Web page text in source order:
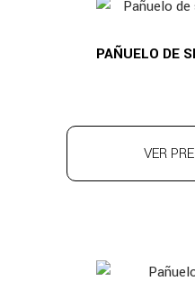
PAÑUELO DE
VER